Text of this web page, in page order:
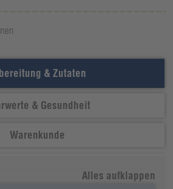
& Zutaten
& Gesundheit
Warenkunde
Alles aufklappen